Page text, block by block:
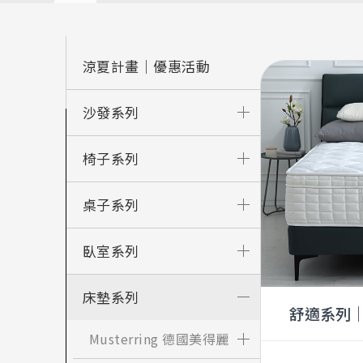
涼夏計畫｜優惠活動
沙發系列
椅子系列
桌子系列
臥室系列
床墊系列
Musterring 德國美得麗
舒適系列